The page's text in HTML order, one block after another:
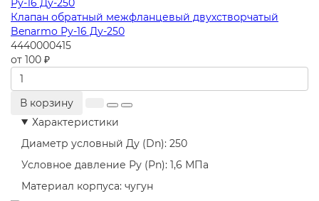
Клапан обратный межфланцевый двухстворчатый
Benarmo Ру-16 Ду-250
4440000415
от 100 ₽
В корзину
Характеристики
Диаметр условный Ду (Dn): 250
Условное давление Ру (Pn): 1,6 МПа
Материал корпуса: чугун